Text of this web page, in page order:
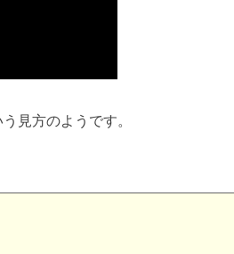
見方のようです。